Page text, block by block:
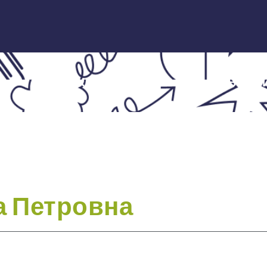
ЭКСПЕРТЫ НОВОСТИ
Петровна